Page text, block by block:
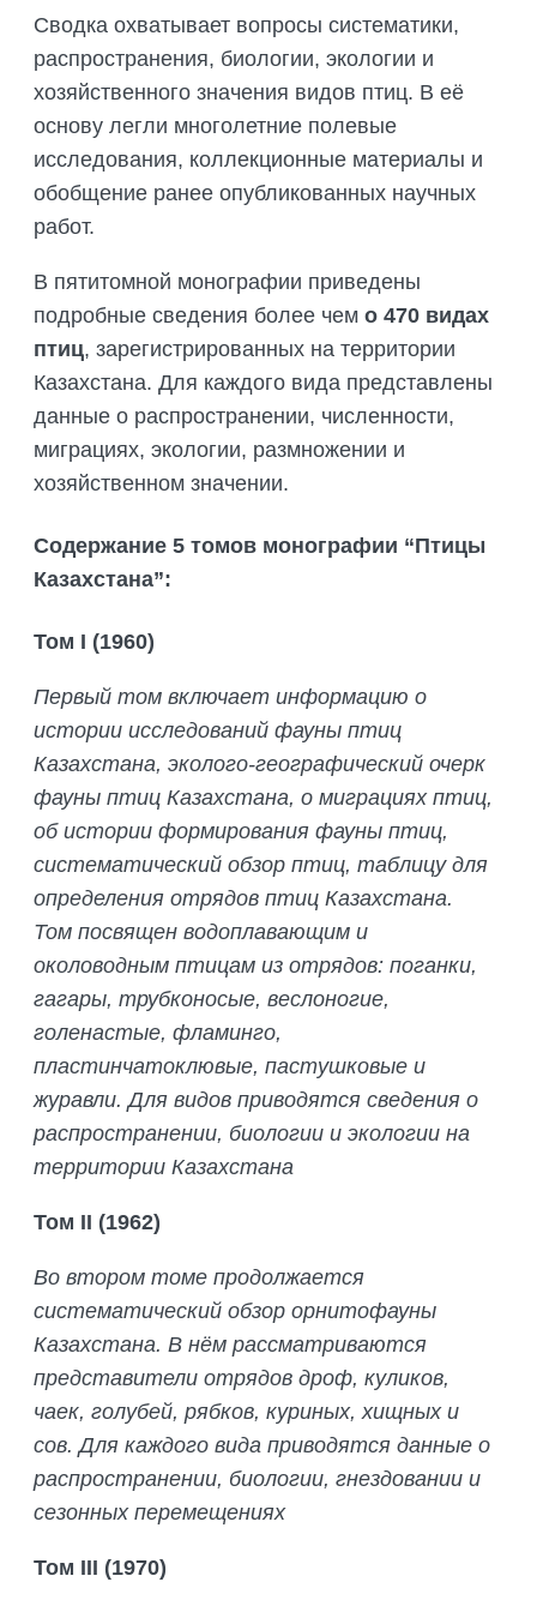
ОБОСНОВАНИЙ
ОРГАНИЗАЦИЯ ТРЕНИНГОВ И
СЕМИНАРОВ, ПОЛЕВЫХ ЭКСКУРСИЙ
СТАЖИРОВОК
СОВМЕСТНО С НАУЧНЫМ
ОБЩЕСТВОМ ТЕТИС
СЕЛЕВИНИЯ
SAIGA NEWS
Сводка охватывает вопросы систематики,
распространения, биологии, экологии и
хозяйственного значения видов птиц. В её
основу легли многолетние полевые
исследования, коллекционные материалы и
обобщение ранее опубликованных научных
работ.
В пятитомной монографии приведены
подробные сведения более чем о 470 видах
птиц, зарегистрированных на территории
Казахстана. Для каждого вида представлены
данные о распространении, численности,
миграциях, экологии, размножении и
хозяйственном значении.
Содержание 5 томов монографии “Птицы
Казахстана”:
Том I (1960)
Первый том включает информацию о
истории исследований фауны птиц
Казахстана, эколого-географический очерк
фауны птиц Казахстана, о миграциях птиц,
об истории формирования фауны птиц,
систематический обзор птиц, таблицу для
определения отрядов птиц Казахстана.
Том посвящен водоплавающим и
околоводным птицам из отрядов: поганки,
гагары, трубконосые, веслоногие,
голенастые, фламинго,
пластинчатоклювые, пастушковые и
журавли. Для видов приводятся сведения о
распространении, биологии и экологии на
территории Казахстана
Том II (1962)
Во втором томе продолжается
систематический обзор орнитофауны
Казахстана. В нём рассматриваются
представители отрядов дроф, куликов,
чаек, голубей, рябков, куриных, хищных и
сов. Для каждого вида приводятся данные о
распространении, биологии, гнездовании и
сезонных перемещениях
Том III (1970)